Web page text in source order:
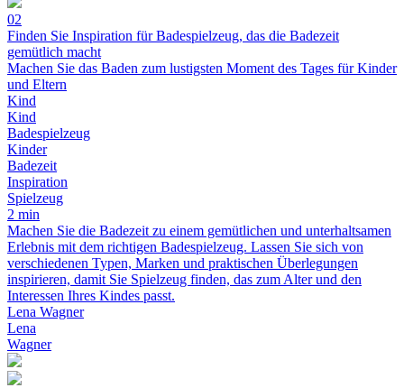
02
Finden Sie Inspiration für Badespielzeug, das die Badezeit
gemütlich macht
Machen Sie das Baden zum lustigsten Moment des Tages für Kinder
und Eltern
Kind
Kind
Badespielzeug
Kinder
Badezeit
Inspiration
Spielzeug
2 min
Machen Sie die Badezeit zu einem gemütlichen und unterhaltsamen
Erlebnis mit dem richtigen Badespielzeug. Lassen Sie sich von
verschiedenen Typen, Marken und praktischen Überlegungen
inspirieren, damit Sie Spielzeug finden, das zum Alter und den
Interessen Ihres Kindes passt.
Lena Wagner
Lena
Wagner